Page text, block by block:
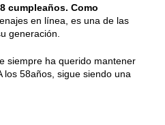
cumpleaños. Como
en línea, es una de las
generación.
siempre ha querido mantener
los 58años, sigue siendo una